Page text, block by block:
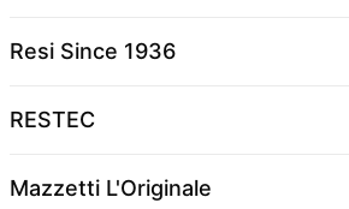
Resi Since 1936
RESTEC
Mazzetti L'Originale